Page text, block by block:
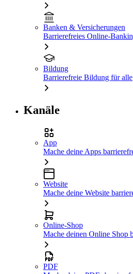
Banken & Versicherungen
Barrierefreies Online-
Bildung
Barrierefreie Bildung für alle
Kanäle
App
Mache deine Apps
Website
Mache deine Website
Online-Shop
Mache deinen Online Shop
PDF